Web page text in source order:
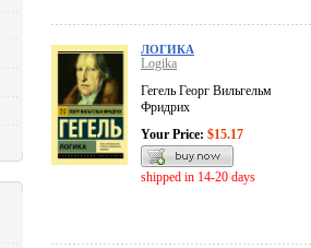
ЛОГИКА
Logika
Гегель Георг Вильгельм
Фридрих
Your Price: $15.17
shipped in 14-20 days